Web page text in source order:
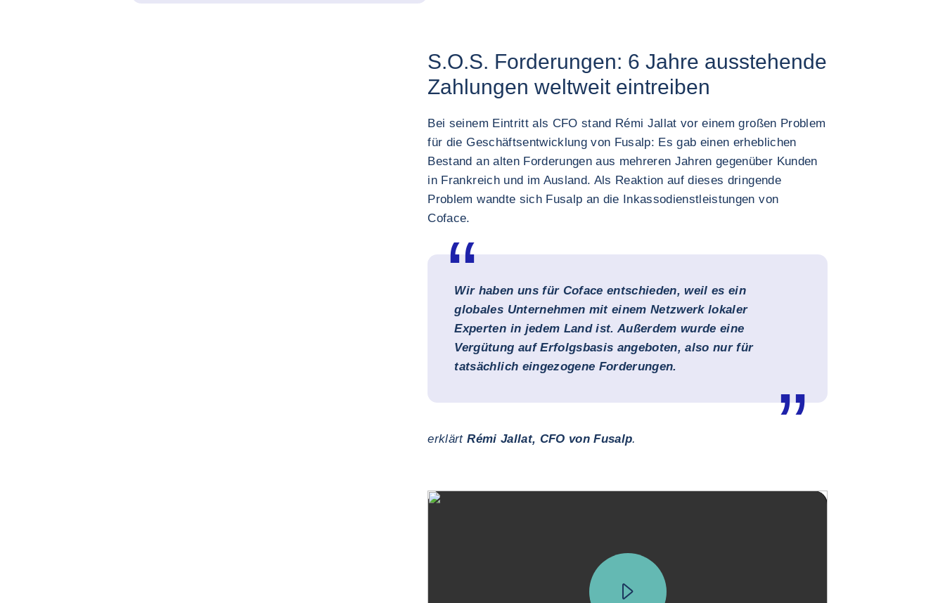
S.O.S. Forderungen: 6 Jahre ausstehende
Zahlungen weltweit eintreiben
Bei seinem Eintritt als CFO stand Rémi Jallat vor einem großen Problem
für die Geschäftsentwicklung von Fusalp: Es gab einen erheblichen
Bestand an alten Forderungen aus mehreren Jahren gegenüber Kunden
in Frankreich und im Ausland. Als Reaktion auf dieses dringende
Problem wandte sich Fusalp an die Inkassodienstleistungen von
Coface.
Wir haben uns für Coface entschieden, weil es ein
globales Unternehmen mit einem Netzwerk lokaler
Experten in jedem Land ist. Außerdem wurde eine
Vergütung auf Erfolgsbasis angeboten, also nur für
tatsächlich eingezogene Forderungen.
erklärtRémi Jallat, CFO von Fusalp.